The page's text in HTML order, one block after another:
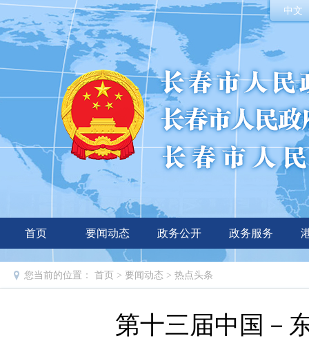
中文
首页 要闻动态 政务公开 政务服务
您当前的位置： 首页 > 要闻动态 > 热点头条
第十三届中国－